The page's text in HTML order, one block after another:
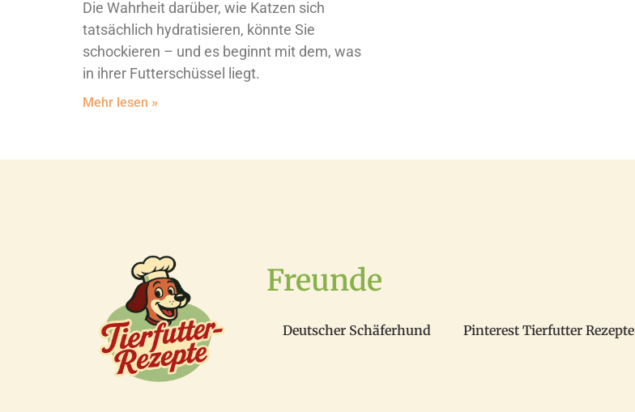
Die Wahrheit darüber, wie Katzen sich
tatsächlich hydratisieren, könnte Sie
schockieren – und es beginnt mit dem, was
in ihrer Futterschüssel liegt.
Mehr lesen »
Freunde
Deutscher Schäferhund Pinterest Tierfutter Rezepte